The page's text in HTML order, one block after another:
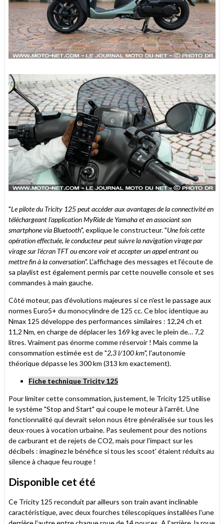
"Le pilote du Tricity 125 peut accéder aux avantages de la connectivité en
téléchargeant l'application MyRide de Yamaha et en associant son
smartphone via Bluetooth", explique le constructeur. "Une fois cette
opération effectuée, le conducteur peut suivre la navigation virage par
virage sur l'écran TFT ou encore voir et accepter un appel entrant ou
mettre fin à la conversation". L'affichage des messages et l'écoute de
sa playlist est également permis par cette nouvelle console et ses
commandes à main gauche.
Côté moteur, pas d'évolutions majeures si ce n'est le passage aux
normes Euro5+ du monocylindre de 125 cc. Ce bloc identique au
Nmax 125 développe des performances similaires : 12,24 ch et
11,2 Nm, en charge de déplacer les 169 kg avec le plein de… 7,2
litres. Vraiment pas énorme comme réservoir ! Mais comme la
consommation estimée est de "2,3 l/100 km", l'autonomie
théorique dépasse les 300 km (313 km exactement).
Fiche technique Tricity 125
Pour limiter cette consommation, justement, le Tricity 125 utilise
le système "Stop and Start" qui coupe le moteur à l'arrêt. Une
fonctionnalité qui devrait selon nous être généralisée sur tous les
deux-roues à vocation urbaine. Pas seulement pour des notions
de carburant et de rejets de CO2, mais pour l'impact sur les
décibels : imaginez le bénéfice si tous les scoot' étaient réduits au
silence à chaque feu rouge !
Disponible cet été
Ce Tricity 125 reconduit par ailleurs son train avant inclinable
caractéristique, avec deux fourches télescopiques installées l'une